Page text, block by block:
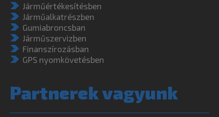
Járműértékesítésben
Járműalkatrészben
Gumiabroncsban
Járműszervizben
Finanszírozásban
GPS nyomkövetésben
Partnerek vagyunk